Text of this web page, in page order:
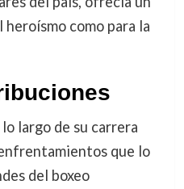
como para la
largo de su carrera
que lo
del boxeo